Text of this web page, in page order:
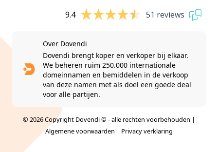
9.4 51 reviews
Over Dovendi
Dovendi brengt koper en verkoper bij elkaar.
We beheren ruim 250.000 internationale
domeinnamen en bemiddelen in de verkoop
van deze namen met als doel een goede deal
voor alle partijen.
© 2026 Copyright Dovendi © - alle rechten voorbehouden |
Algemene voorwaarden | Privacy verklaring